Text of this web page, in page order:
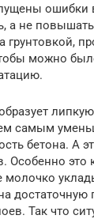
ошибки
а не
грунтовкой,
можно
самым
бетона. А
Особенно это
молочко
достаточную
Так что